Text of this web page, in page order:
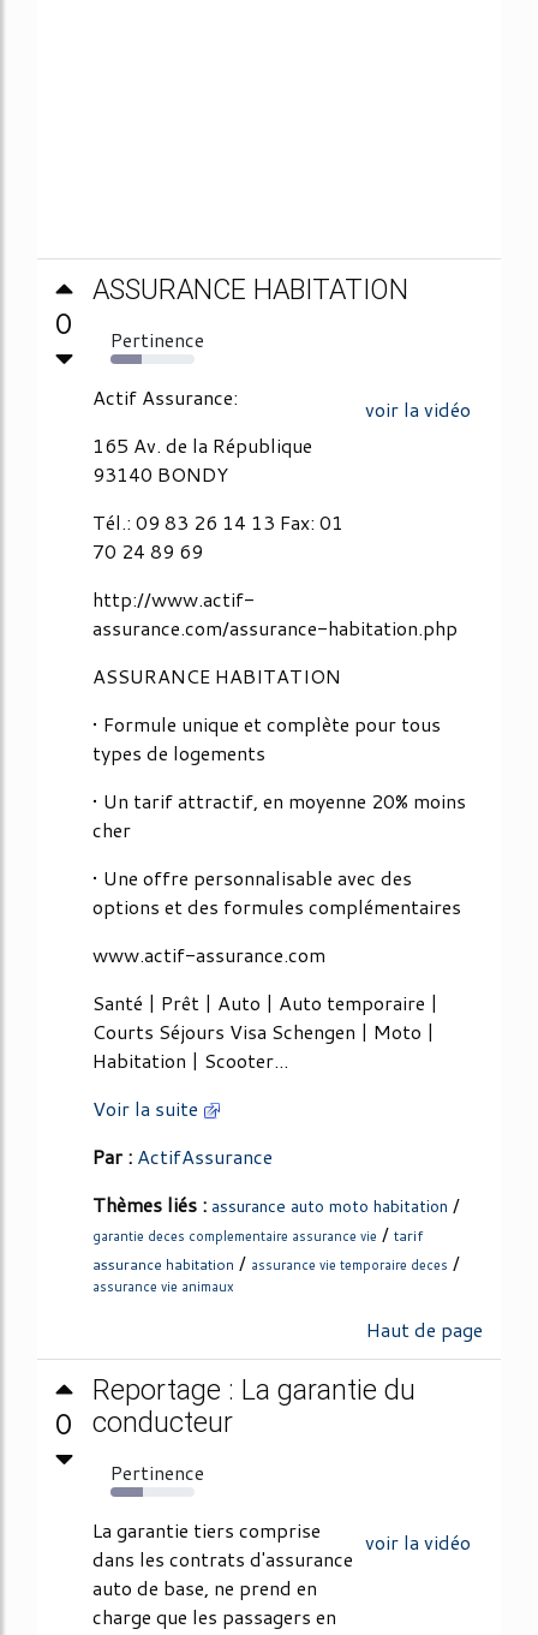
0
ASSURANCE HABITATION
Pertinence
37%
voir la vidéo
Actif Assurance:
165 Av. de la République
93140 BONDY
Tél.: 09 83 26 14 13 Fax: 01
70 24 89 69
http://www.actif-
assurance.com/assurance-habitation.php
ASSURANCE HABITATION
• Formule unique et complète pour tous
types de logements
• Un tarif attractif, en moyenne 20% moins
cher
• Une offre personnalisable avec des
options et des formules complémentaires
www.actif-assurance.com
Santé | Prêt | Auto | Auto temporaire |
Courts Séjours Visa Schengen | Moto |
Habitation | Scooter...
Voir la suite
Par : ActifAssurance
Thèmes liés : assurance auto moto habitation /
garantie deces complementaire assurance vie / tarif
assurance habitation / assurance vie temporaire deces /
assurance vie animaux
Haut de page
0
Reportage : La garantie du
conducteur
Pertinence
39%
voir la vidéo
La garantie tiers comprise
dans les contrats d'assurance
auto de base, ne prend en
charge que les passagers en